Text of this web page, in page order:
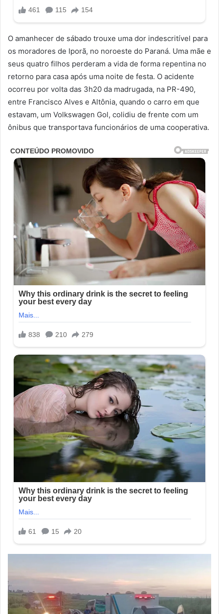
O amanhecer de sábado trouxe uma dor indescritível para
os moradores de Iporã, no noroeste do Paraná. Uma mãe e
seus quatro filhos perderam a vida de forma repentina no
retorno para casa após uma noite de festa. O acidente
ocorreu por volta das 3h20 da madrugada, na PR-490,
entre Francisco Alves e Altônia, quando o carro em que
estavam, um Volkswagen Gol, colidiu de frente com um
ônibus que transportava funcionários de uma cooperativa.